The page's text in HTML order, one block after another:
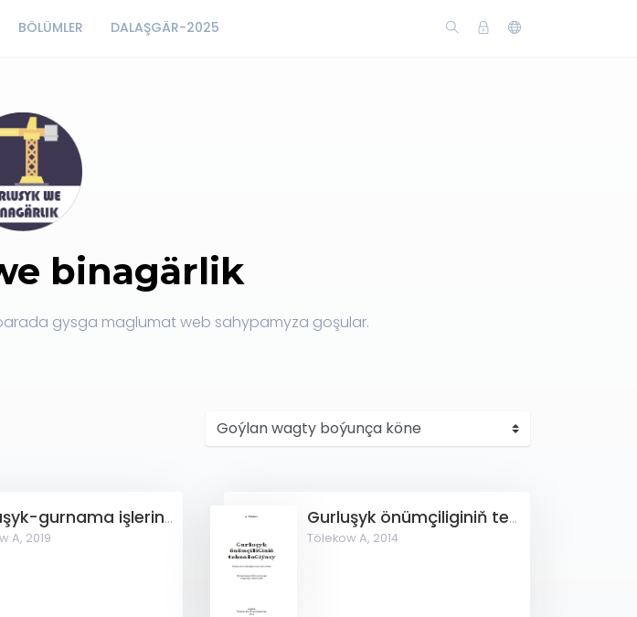
BÖLÜMLER DALAŞGÄR-2025
binagärlik
gysga maglumat web sahypamyza goşular.
Gurluşyk-gurnama işleriniň tehnologiýasy we gurnalyşy
A, 2019
Gurluşyk önümçiliginiň tehnologiýasy
Tölekow A, 2014